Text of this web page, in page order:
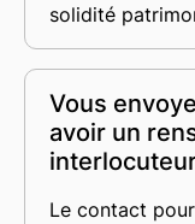
solidité
Vous
avoir un
Le contact